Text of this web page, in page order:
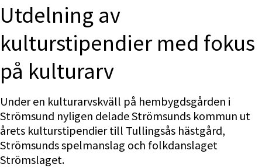
Utdelning av
kulturstipendier med fokus
på kulturarv
Under en kulturarvskväll på hembygdsgården i
Strömsund nyligen delade Strömsunds kommun ut
årets kulturstipendier till Tullingsås hästgård,
Strömsunds spelmanslag och folkdanslaget
Strömslaget.